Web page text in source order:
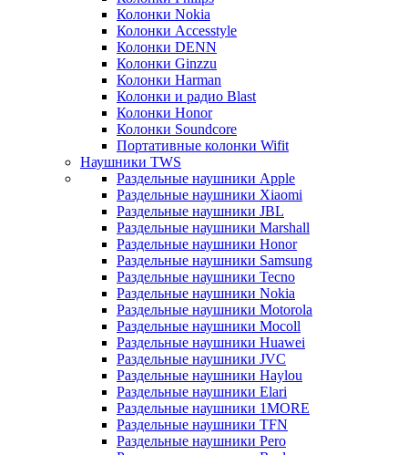
Колонки Nokia
Колонки Accesstyle
Колонки DENN
Колонки Ginzzu
Колонки Harman
Колонки и радио Blast
Колонки Honor
Колонки Soundcore
Портативные колонки Wifit
Наушники TWS
Раздельные наушники Apple
Раздельные наушники Xiaomi
Раздельные наушники JBL
Раздельные наушники Marshall
Раздельные наушники Honor
Раздельные наушники Samsung
Раздельные наушники Tecno
Раздельные наушники Nokia
Раздельные наушники Motorola
Раздельные наушники Mocoll
Раздельные наушники Huawei
Раздельные наушники JVC
Раздельные наушники Haylou
Раздельные наушники Elari
Раздельные наушники 1MORE
Раздельные наушники TFN
Раздельные наушники Pero